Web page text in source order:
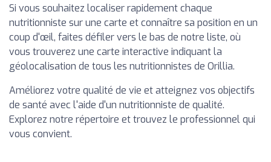
Si vous souhaitez localiser rapidement chaque
nutritionniste sur une carte et connaître sa position en un
coup d'œil, faites défiler vers le bas de notre liste, où
vous trouverez une carte interactive indiquant la
géolocalisation de tous les nutritionnistes de Orillia.
Améliorez votre qualité de vie et atteignez vos objectifs
de santé avec l'aide d'un nutritionniste de qualité.
Explorez notre répertoire et trouvez le professionnel qui
vous convient.